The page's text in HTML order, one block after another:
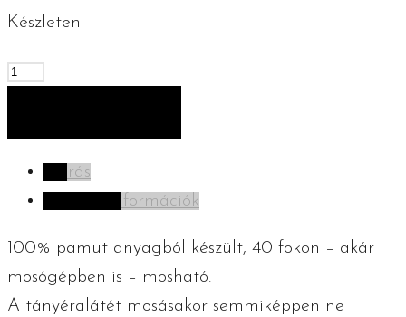
Készleten
Vintage
törtfehér
mennyiség
Leírás
További információk
100% pamut anyagból készült, 40 fokon – akár
mosógépben is – mosható.
A tányéralátét mosásakor semmiképpen ne